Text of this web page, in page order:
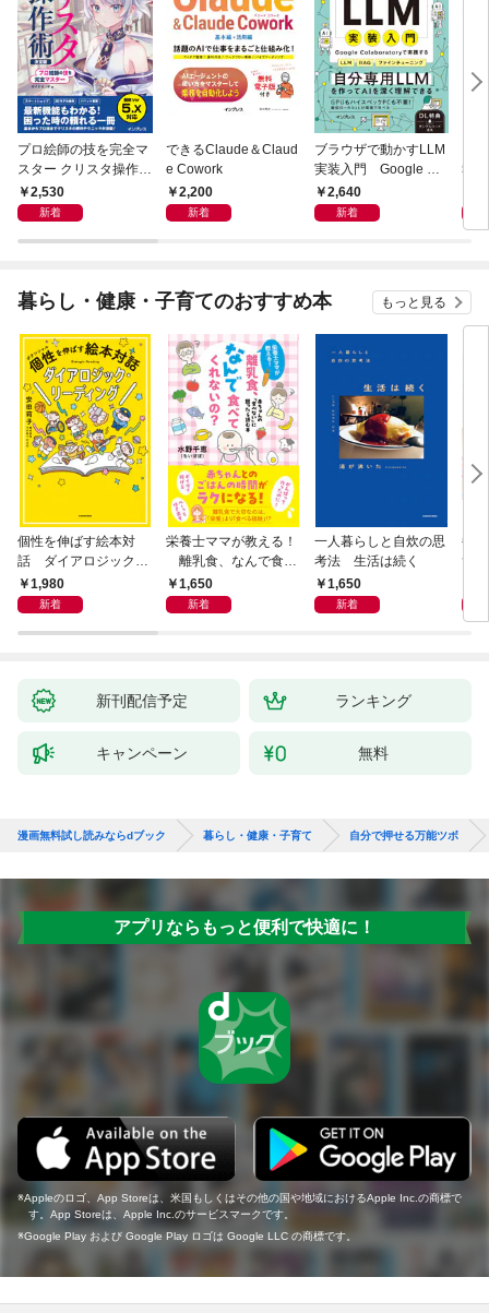
プロ絵師の技を完全マ
スター クリスタ操作術
決定版 改訂2版 CLIP S
TUDIO PAINT PRO/E
2,530
新着
できるClaude＆Claud
e Cowork
2,200
新着
ブラウザで動かすLLM
実装入門 Google Col
aboratoryで実践するL
LM・RAG・ファイン
2,640
新着
報
暮らし・健康・子育てのおすすめ本 もっと見る
個性を伸ばす絵本対
話 ダイアロジック・
リーディング
1,980
新着
栄養士ママが教える！
離乳食、なんで食べ
てくれないの？ 赤ちゃ
んの「食べない」に困
1,650
新着
一人暮らしと自炊の思
考法 生活は続く
1,650
新着
毎
ず
新刊配信予定 ランキング
キャンペーン 無料
漫画無料試し読みならdブック 暮らし・健康・子育て 自分で押せる万能ツボ
アプリならもっと便利で快適に！
Appleのロゴ、App Storeは、米国もしくはその他の国や地域におけるApple Inc.の商標で
す。App Storeは、Apple Inc.のサービスマークです。
Google Play および Google Play ロゴは Google LLC の商標です。